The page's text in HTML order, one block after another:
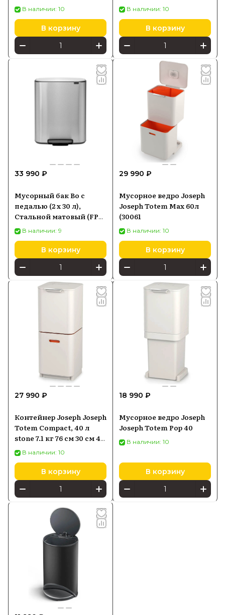
В наличии: 10
В корзину
В наличии: 10
В корзину
33 990 ₽
Мусорный бак Bo с
педалью (2 x 30 л),
Стальной матовый (FPP)
Brabantia
В наличии: 9
В корзину
29 990 ₽
Мусорное ведро Joseph
Joseph Totem Max 60л
(30061
В наличии: 10
В корзину
27 990 ₽
Контейнер Joseph Joseph
Totem Compact, 40 л
stone 7.1 кг 76 см 30 см 40
л 30 см
В наличии: 10
В корзину
18 990 ₽
Мусорное ведро Joseph
Joseph Totem Pop 40
В наличии: 10
В корзину